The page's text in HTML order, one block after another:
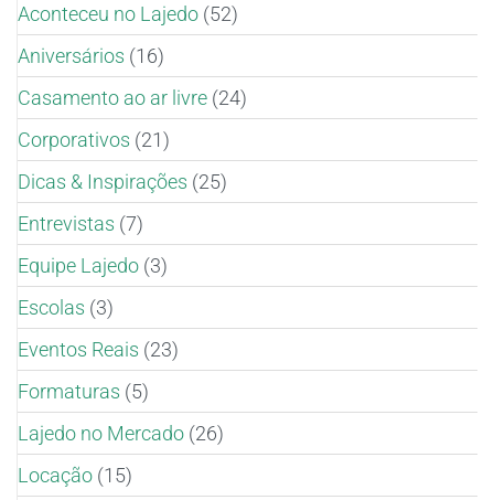
Aconteceu no Lajedo (52)
Aniversários (16)
Casamento ao ar livre (24)
Corporativos (21)
Dicas & Inspirações (25)
Entrevistas (7)
Equipe Lajedo (3)
Escolas (3)
Eventos Reais (23)
Formaturas (5)
Lajedo no Mercado (26)
Locação (15)